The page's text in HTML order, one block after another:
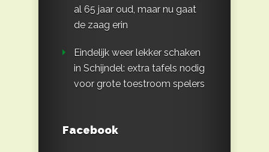
al 65 jaar oud, maar nu gaat
de zaag erin
Eindelijk weer lekker schaken
in Schijndel: extra tafels nodig
voor grote toestroom spelers
Facebook